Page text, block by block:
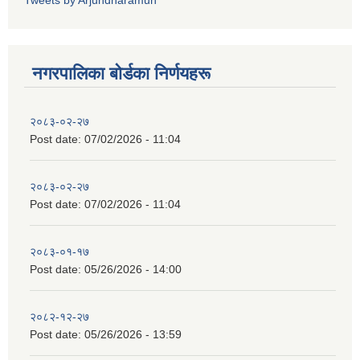
नगरपालिका बाेर्डका निर्णयहरू
२०८३-०२-२७
Post date: 07/02/2026 - 11:04
२०८३-०२-२७
Post date: 07/02/2026 - 11:04
२०८३-०१-१७
Post date: 05/26/2026 - 14:00
२०८२-१२-२७
Post date: 05/26/2026 - 13:59